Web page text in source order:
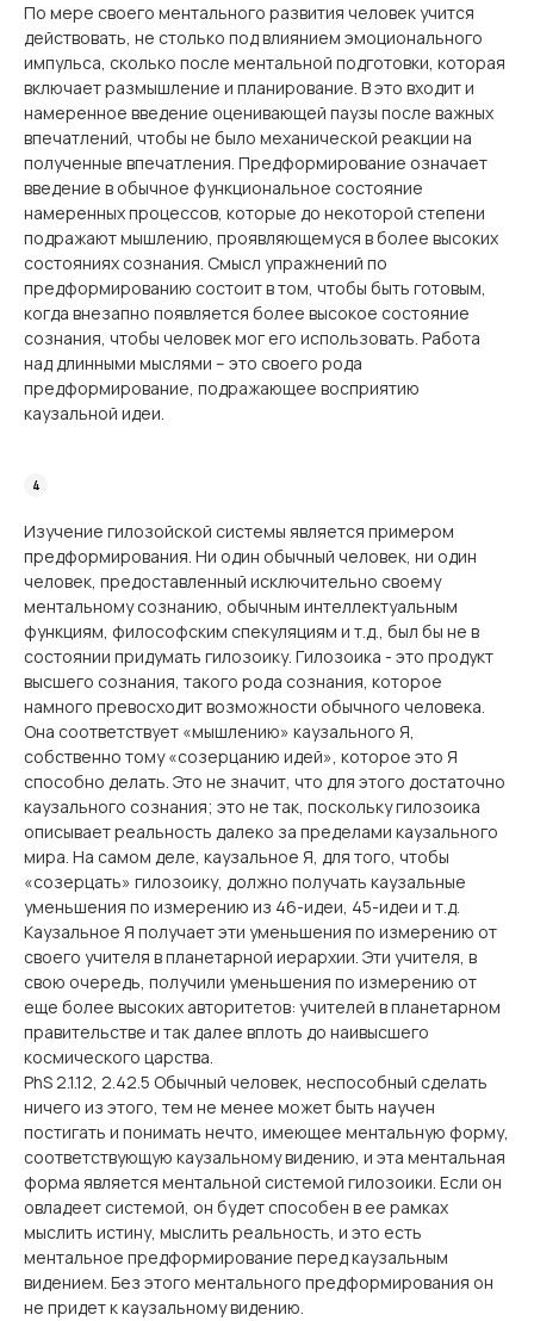
По мере своего ментального развития человек учится
действовать, не столько под влиянием эмоционального
импульса, сколько после ментальной подготовки, которая
включает размышление и планирование. В это входит и
намеренное введение оценивающей паузы после важных
впечатлений, чтобы не было механической реакции на
полученные впечатления. Предформирование означает
введение в обычное функциональное состояние
намеренных процессов, которые до некоторой степени
подражают мышлению, проявляющемуся в более высоких
состояниях сознания. Смысл упражнений по
предформированию состоит в том, чтобы быть готовым,
когда внезапно появляется более высокое состояние
сознания, чтобы человек мог его использовать. Работа
над длинными мыслями – это своего рода
предформирование, подражающее восприятию
каузальной идеи.
Изучение гилозойской системы является примером
предформирования. Ни один обычный человек, ни один
человек, предоставленный исключительно своему
ментальному сознанию, обычным интеллектуальным
функциям, философским спекуляциям и т.д., был бы не в
состоянии придумать гилозоику. Гилозоика - это продукт
высшего сознания, такого рода сознания, которое
намного превосходит возможности обычного человека.
Она соответствует «мышлению» каузального Я,
собственно тому «созерцанию идей», которое это Я
способно делать. Это не значит, что для этого достаточно
каузального сознания; это не так, поскольку гилозоика
описывает реальность далеко за пределами каузального
мира. На самом деле, каузальное Я, для того, чтобы
«созерцать» гилозоику, должно получать каузальные
уменьшения по измерению из 46-идеи, 45-идеи и т.д.
Каузальное Я получает эти уменьшения по измерению от
своего учителя в планетарной иерархии. Эти учителя, в
свою очередь, получили уменьшения по измерению от
еще более высоких авторитетов: учителей в планетарном
правительстве и так далее вплоть до наивысшего
космического царства.
PhS 2.1.12, 2.42.5 Обычный человек, неспособный сделать
ничего из этого, тем не менее может быть научен
постигать и понимать нечто, имеющее ментальную форму,
соответствующую каузальному видению, и эта ментальная
форма является ментальной системой гилозоики. Если он
овладеет системой, он будет способен в ее рамках
мыслить истину, мыслить реальность, и это есть
ментальное предформирование перед каузальным
видением. Без этого ментального предформирования он
не придет к каузальному видению.